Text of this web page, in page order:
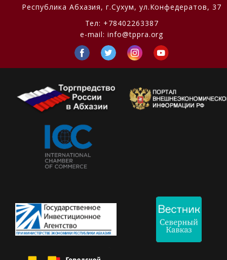
Республика Абхазия, г.Сухум, ул.Конфедератов, 37
Тел: +78402263387
e-mail:info@tppra.org